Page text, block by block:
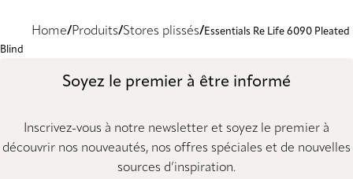
Home Produits Stores plissés
Essentials Re Life 6090 Pleated
Blind
Soyez le premier à être informé
Inscrivez-vous à notre newsletter et soyez le premier à
découvrir nos nouveautés, nos offres spéciales et de nouvelles
sources d’inspiration.